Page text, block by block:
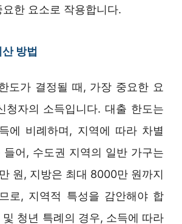
한 요소로 작용합니다.
방법
도가 결정될 때, 가장 중요한 요
청자의 소득입니다. 대출 한도는
에 비례하며, 지역에 따라 차별
들어, 수도권 지역의 일반 가구는
원, 지방은 최대 8000만 원까지
로, 지역적 특성을 감안해야 합
및 청년 특례의 경우, 소득에 따라